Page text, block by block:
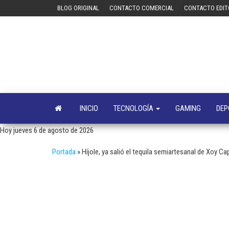
BLOG ORIGINAL CONTACTO COMERCIAL CONTACTO
INICIO TECNOLOGÍA GAMING
Hoy jueves 6 de agosto de 2026
Portada »Híjole, ya salió el tequila semiartesanal de Xoy